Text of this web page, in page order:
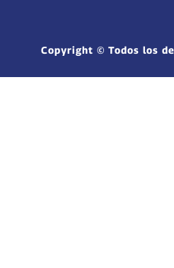
Copyright © Todos los